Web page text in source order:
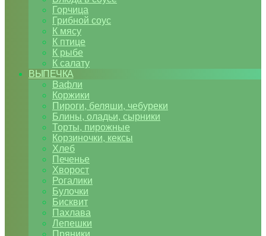
Горчица
Грибной соус
К мясу
К птице
К рыбе
К салату
ВЫПЕЧКА
Вафли
Коржики
Пироги, беляши, чебуреки
Блины, оладьи, сырники
Торты, пирожные
Корзиночки, кексы
Хлеб
Печенье
Хворост
Рогалики
Булочки
Бисквит
Пахлава
Лепешки
Пряники